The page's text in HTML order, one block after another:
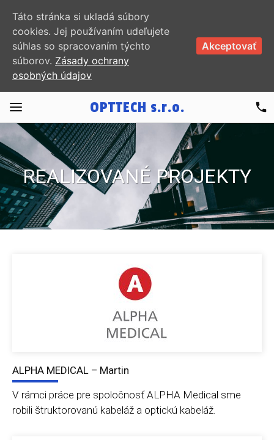
OPTTECH s.r.o. phone
REALIZOVANÉ PROJEKTY
ALPHA MEDICAL – Martin
V rámci práce pre spoločnosť ALPHA Medical sme
robili štruktorovanú kabeláž a optickú kabeláž.
Táto stránka si ukladá súbory
cookies. Jej používaním udeľujete
súhlas so spracovaním týchto
súborov. Zásady ochrany
osobných údajov
Akceptovať